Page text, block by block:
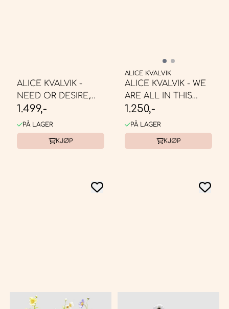
ALICE KVALVIK -
NEED OR DESIRE,
50X60
1.499,-
PÅ LAGER
KJØP
ALICE KVALVIK
ALICE KVALVIK - WE
ARE ALL IN THIS
TOGETHER, ...
1.250,-
PÅ LAGER
KJØP